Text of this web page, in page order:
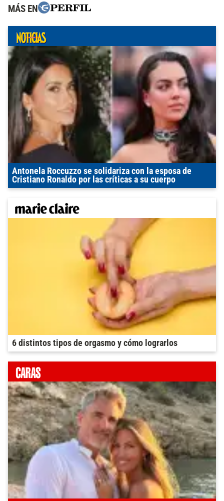
MÁS EN
Antonela Roccuzzo se solidariza con la esposa de
Cristiano Ronaldo por las críticas a su cuerpo
6 distintos tipos de orgasmo y cómo lograrlos